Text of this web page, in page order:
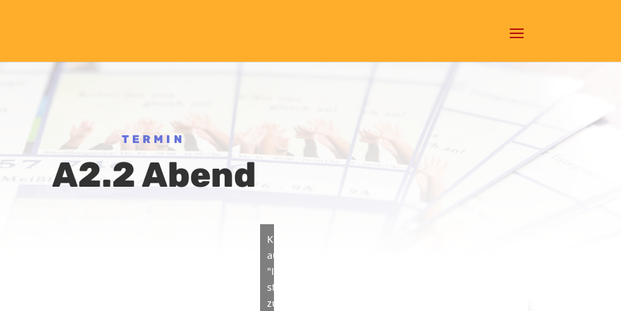
TERMIN
A2.2 Abend
Klicke
auf
"Ich
stimme
zu",